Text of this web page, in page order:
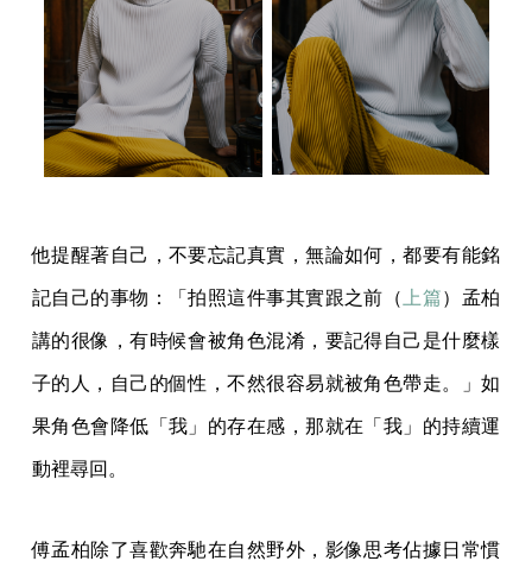
他提醒著自己，不要忘記真實，無論如何，都要有能銘
記自己的事物：「拍照這件事其實跟之前（ 上篇）孟柏
講的很像，有時候會被角色混淆，要記得自己是什麼樣
子的人，自己的個性，不然很容易就被角色帶走。」如
果角色會降低「我」的存在感，那就在「我」的持續運
動裡尋回。
傅孟柏除了喜歡奔馳在自然野外，影像思考佔據日常慣